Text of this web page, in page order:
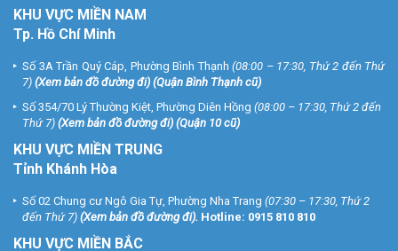
KHU VỰC MIỀN NAM
Tp. Hồ Chí Minh
Số 3A Trần Quý Cáp, Phường Bình Thạnh (08:00 – 17:30, Thứ 2 đến Thứ
7) (Xem bản đồ đường đi) (Quận Bình Thạnh cũ)
Số 354/70 Lý Thường Kiệt, Phường Diên Hồng (08:00 – 17:30, Thứ 2 đến
Thứ 7) (Xem bản đồ đường đi) (Quận 10 cũ)
KHU VỰC MIỀN TRUNG
Tỉnh Khánh Hòa
Số 02 Chung cư Ngô Gia Tự, Phường Nha Trang (07:30 – 17:30, Thứ 2
đến Thứ 7) (Xem bản đồ đường đi). Hotline: 0915 810 810
KHU VỰC MIỀN BẮC